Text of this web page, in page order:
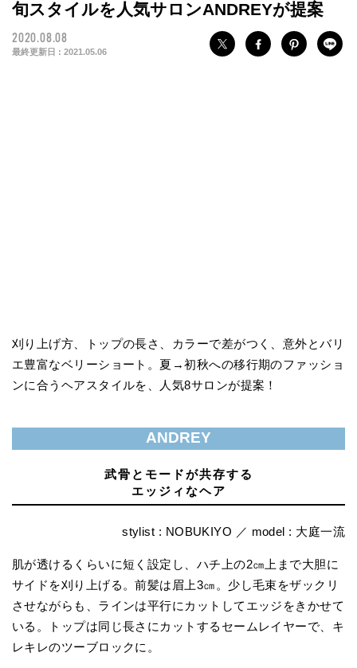
旬スタイルを人気サロンANDREYが提案
2020.08.08
最終更新日 : 2021.05.06
刈り上げ方、トップの長さ、カラーで差がつく、意外とバリ
エ豊富なベリーショート。夏→初秋への移行期のファッショ
ンに合うヘアスタイルを、人気8サロンが提案！
ANDREY
武骨とモードが共存する
エッジィなヘア
stylist : NOBUKIYO ／ model : 大庭一流
肌が透けるくらいに短く設定し、ハチ上の2㎝上まで大胆に
サイドを刈り上げる。前髪は眉上3㎝。少し毛束をザックリ
させながらも、ラインは平行にカットしてエッジをきかせて
いる。トップは同じ長さにカットするセームレイヤーで、キ
レキレのツーブロックに。